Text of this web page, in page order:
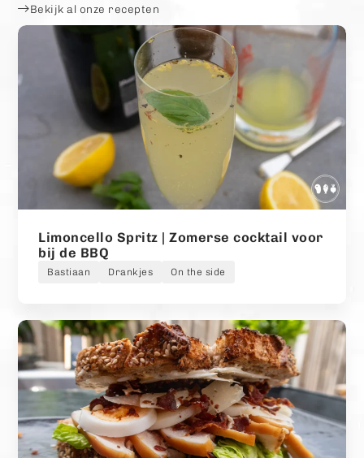
Bekijk al onze recepten
Limoncello Spritz | Zomerse cocktail voor
bij de BBQ
Bastiaan Drankjes On the side